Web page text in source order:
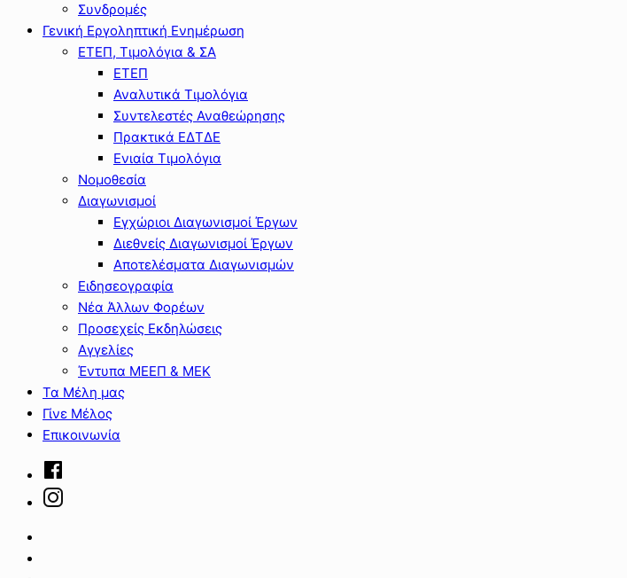
Συνδρομές
Γενική Εργοληπτική Ενημέρωση
ΕΤΕΠ, Τιμολόγια & ΣΑ
ΕΤΕΠ
Αναλυτικά Τιμολόγια
Συντελεστές Αναθεώρησης
Πρακτικά ΕΔΤΔΕ
Ενιαία Τιμολόγια
Νομοθεσία
Διαγωνισμοί
Εγχώριοι Διαγωνισμοί Έργων
Διεθνείς Διαγωνισμοί Έργων
Αποτελέσματα Διαγωνισμών
Ειδησεογραφία
Νέα Άλλων Φορέων
Προσεχείς Εκδηλώσεις
Αγγελίες
Έντυπα ΜΕΕΠ & ΜΕΚ
Τα Μέλη μας
Γίνε Μέλος
Επικοινωνία